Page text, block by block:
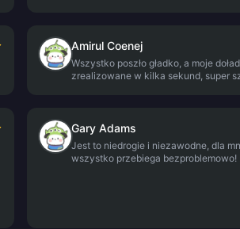
Amirul Coenej
Wszystko poszło gładko, a moje
zrealizowane w kilka sekund, super
Gary Adams
Jest to niedrogie i niezawodne, dla
wszystko przebiega bezproblemowo!